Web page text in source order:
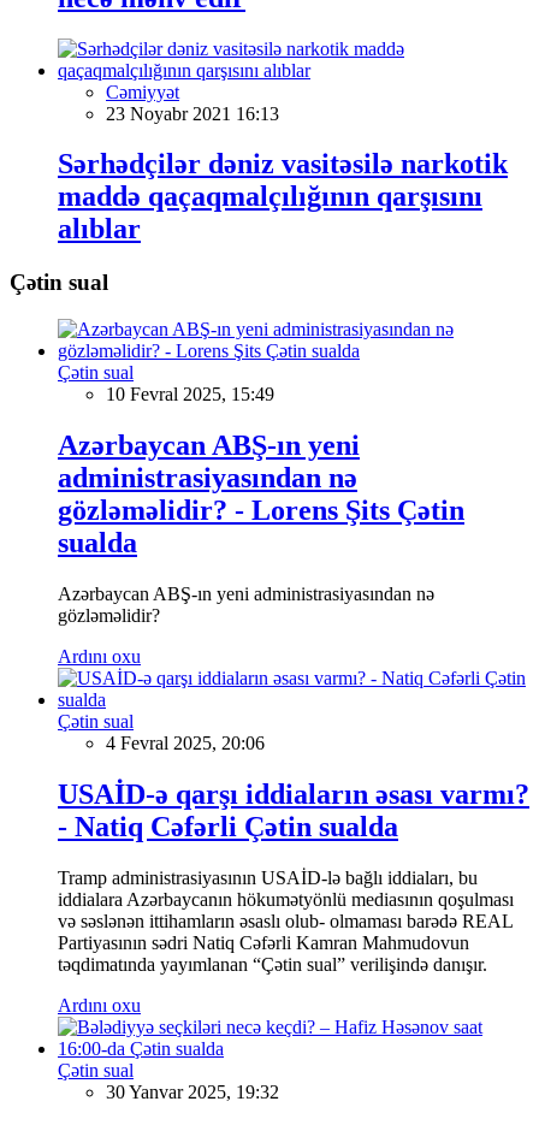
Cəmiyyət
23 Noyabr 2021 16:13
Sərhədçilər dəniz vasitəsilə narkotik
maddə qaçaqmalçılığının qarşısını
alıblar
Çətin sual
Çətin sual
10 Fevral 2025, 15:49
Azərbaycan ABŞ-ın yeni
administrasiyasından nə
gözləməlidir? - Lorens Şits Çətin
sualda
Azərbaycan ABŞ-ın yeni administrasiyasından nə
gözləməlidir?
Ardını oxu
Çətin sual
4 Fevral 2025, 20:06
USAİD-ə qarşı iddiaların əsası varmı?
- Natiq Cəfərli Çətin sualda
Tramp administrasiyasının USAİD-lə bağlı iddiaları, bu
iddialara Azərbaycanın hökumətyönlü mediasının qoşulması
və səslənən ittihamların əsaslı olub- olmaması barədə REAL
Partiyasının sədri Natiq Cəfərli Kamran Mahmudovun
təqdimatında yayımlanan “Çətin sual” verilişində danışır.
Ardını oxu
Çətin sual
30 Yanvar 2025, 19:32